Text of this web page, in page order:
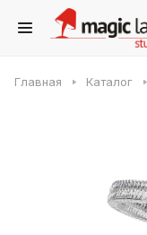
Главная Каталог